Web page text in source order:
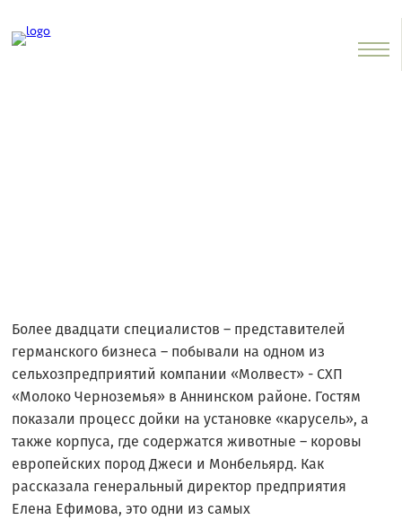
Более двадцати специалистов – представителей
германского бизнеса – побывали на одном из
сельхозпредприятий компании «Молвест» - СХП
«Молоко Черноземья» в Аннинском районе. Гостям
показали процесс дойки на установке «карусель», а
также корпуса, где содержатся животные – коровы
европейских пород Джеси и Монбельярд. Как
рассказала генеральный директор предприятия
Елена Ефимова, это одни из самых